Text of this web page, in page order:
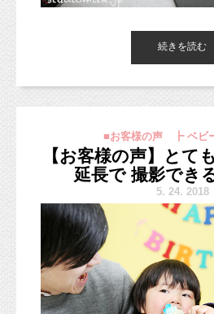
こちらのデザインでお作りしています
割と何にでもあうデザインでお作りし
でもやっぱり、雰囲気によってはこれ
スタジオミルクではそこはこだわらず、
ケーキと一緒に楽しく撮影しよう！と
部屋中汚してOK！というのは難しいで
そんな時はスタジオミルクで汚れなど
好きなようにケーキを崩したり食べた
年1回のお誕生日！特別な撮影になると
スマッシュケーキプランで予約したい
お問い合わせ・ご予約お待ちしていま
東京都杉並区西荻窪のフォトスタジオ
加奈
です！
（西荻窪徒歩３分の駅近・ペットOKス
中央線、総武線、東西線沿線の荻窪、
西東京市、立川市、小平市、羽村市、
東京都新宿区や中央区、千代田区、世
他、千葉県、埼玉県、神奈川県、宮城
県、新潟県など他県からも多数お越し
■各種撮影プラン■
http://studiomilk.jp/price
続きを読む
■お客様の声 ┣ ベビ
【お客様の声】とて
延長で 撮影でき
5. 24. 2018